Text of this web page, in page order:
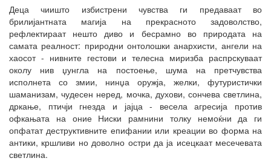
Деца чиишто избистрени чувства ги предаваат во
брилијантната магија на прекрасното задоволство,
рефлектираат нешто диво и бесрамно во природата на
самата реалност: природни онтолошки анархисти, ангели на
хаосот - нивните гестови и телесна миризба распрскуваат
околу нив џунгла на постоење, шума на претчувства
исполнета со змии, нинџа оружја, желки, футуристички
шаманизам, чудесен неред, мочка, духови, сончева светлина,
дркање, птичји гнезда и јајца - весела агресија против
офкањата на оние Ниски рамнини толку немоќни да ги
опфатат деструктивните епифании или креации во форма на
антики, кршливи но доволно остри да ја исецкаат месечевата
светлина.